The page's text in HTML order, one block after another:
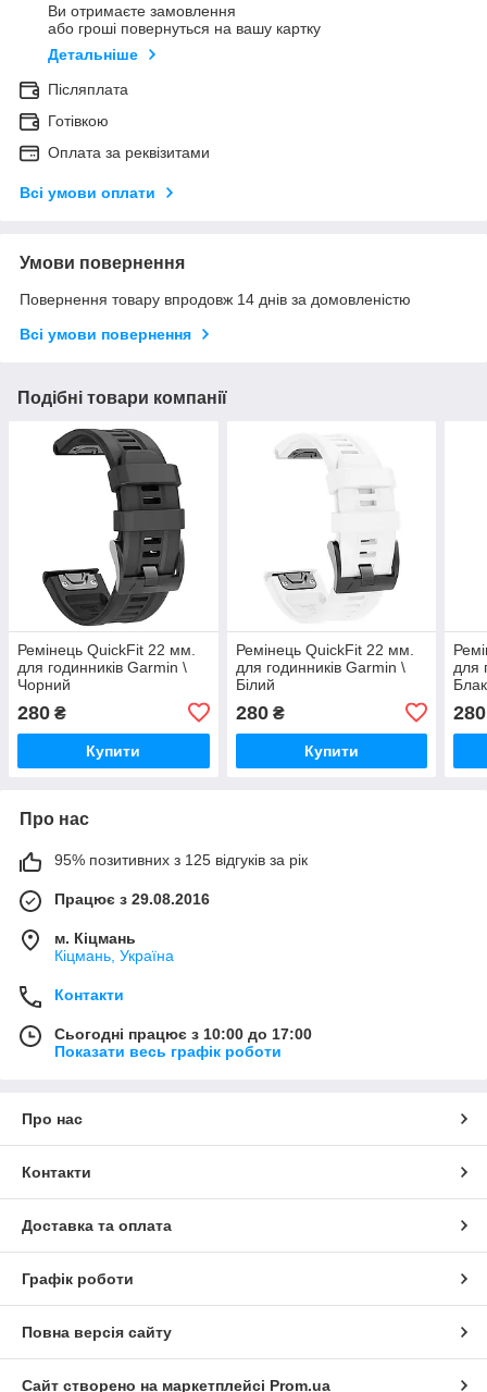
Ви отримаєте замовлення
або гроші повернуться на вашу картку
Детальніше
Післяплата
Готівкою
Оплата за реквізитами
Всі умови оплати
Умови повернення
Повернення товару впродовж 14 днів за домовленістю
Всі умови повернення
Подібні товари компанії
Ремінець QuickFit 22 мм.
для годинників Garmin \
Чорний
280 ₴
Купити
Ремінець QuickFit 22 мм.
для годинників Garmin \
Білий
280₴
Купити
для
280
Про нас
95% позитивних з 125 відгуків за рік
Працює з 29.08.2016
м. Кіцмань
Кіцмань, Україна
Контакти
Сьогодні працює з 10:00 до 17:00
Показати весь графік роботи
Про нас
Контакти
Доставка та оплата
Графік роботи
Повна версія сайту
Сайт створено на маркетплейсі Prom.ua